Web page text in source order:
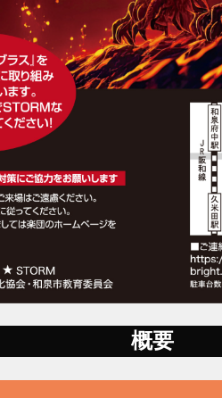
概要